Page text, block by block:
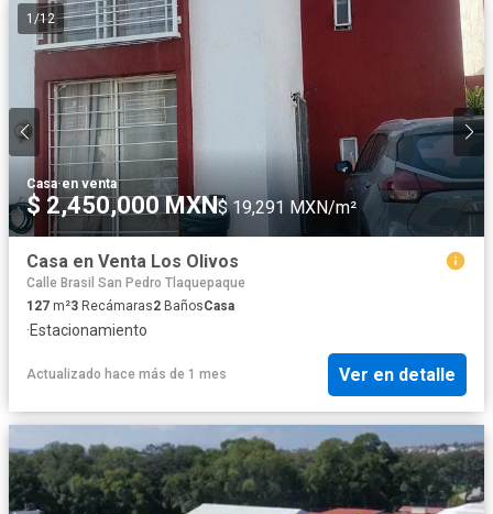
1 /12
Casa·en venta
$ 2,450,000 MXN$ 19,291 MXN/m²
Casa en Venta Los Olivos
Calle Brasil San Pedro Tlaquepaque
127 m²3 Recámaras2 BañosCasa
·Estacionamiento
Actualizado hace más de 1 mes Ver en detalle